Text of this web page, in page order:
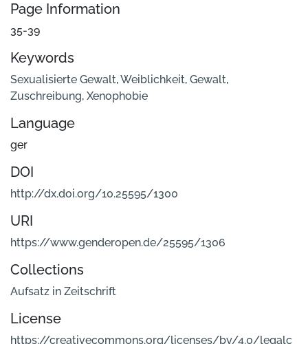
Page Information
35-39
Keywords
Sexualisierte Gewalt,Weiblichkeit, Gewalt,
Zuschreibung, Xenophobie
Language
ger
DOI
http://dx.doi.org/10.25595/1300
URI
https://www.genderopen.de/25595/1306
Collections
Aufsatz in Zeitschrift
License
https://creativecommons.org/licenses/by/4.0/legalc